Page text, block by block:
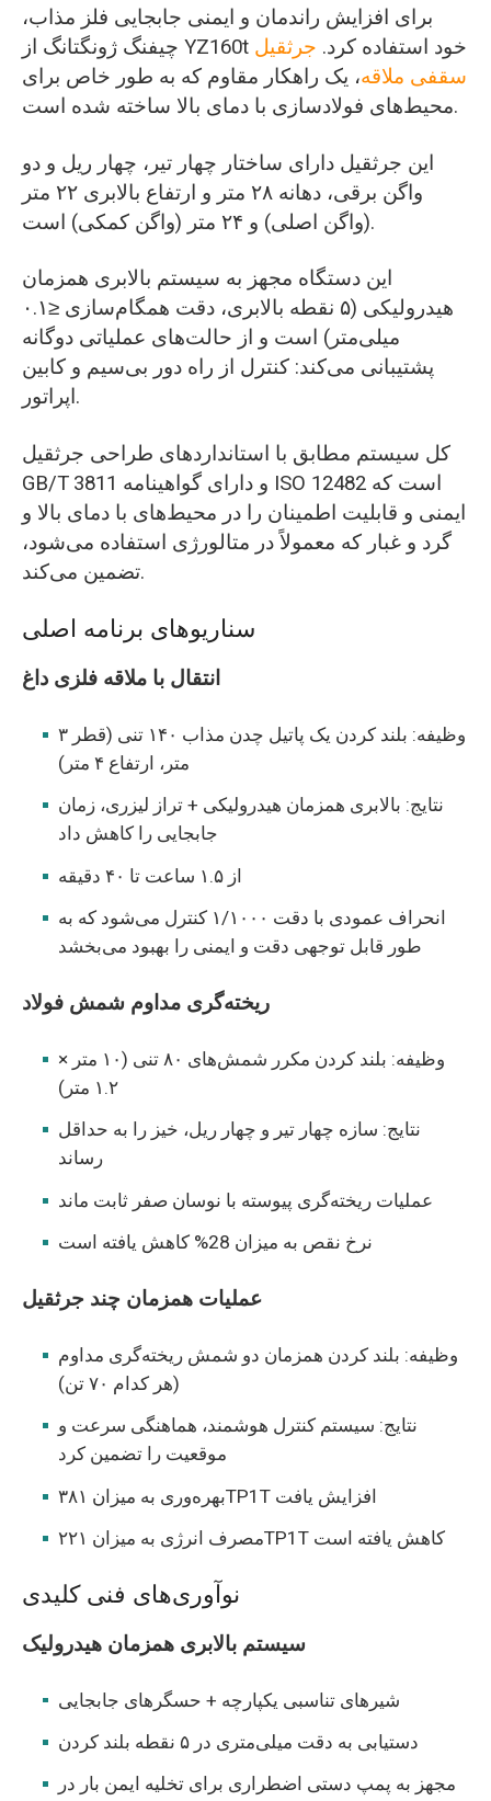
برای افزایش راندمان و ایمنی جابجایی فلز مذاب،
چیفنگ ژونگتانگ از YZ160t خود استفاده کرد. جرثقیل
سقفی ملاقه، یک راهکار مقاوم که به طور خاص برای
محیط‌های فولادسازی با دمای بالا ساخته شده است.
این جرثقیل دارای ساختار چهار تیر، چهار ریل و دو
واگن برقی، دهانه ۲۸ متر و ارتفاع بالابری ۲۲ متر
(واگن اصلی) و ۲۴ متر (واگن کمکی) است.
این دستگاه مجهز به سیستم بالابری همزمان
هیدرولیکی (۵ نقطه بالابری، دقت همگام‌سازی ≤۰.۱
میلی‌متر) است و از حالت‌های عملیاتی دوگانه
پشتیبانی می‌کند: کنترل از راه دور بی‌سیم و کابین
اپراتور.
کل سیستم مطابق با استانداردهای طراحی جرثقیل
GB/T 3811 و دارای گواهینامه ISO 12482 است که
ایمنی و قابلیت اطمینان را در محیط‌های با دمای بالا و
گرد و غبار که معمولاً در متالورژی استفاده می‌شود،
تضمین می‌کند.
سناریوهای برنامه اصلی
انتقال با ملاقه فلزی داغ
وظیفه: بلند کردن یک پاتیل چدن مذاب ۱۴۰ تنی (قطر ۳
متر، ارتفاع ۴ متر)
نتایج: بالابری همزمان هیدرولیکی + تراز لیزری، زمان
جابجایی را کاهش داد
از ۱.۵ ساعت تا ۴۰ دقیقه
انحراف عمودی با دقت ۱/۱۰۰۰ کنترل می‌شود که به
طور قابل توجهی دقت و ایمنی را بهبود می‌بخشد
ریخته‌گری مداوم شمش فولاد
وظیفه: بلند کردن مکرر شمش‌های ۸۰ تنی (۱۰ متر ×
۱.۲ متر)
نتایج: سازه چهار تیر و چهار ریل، خیز را به حداقل
رساند
عملیات ریخته‌گری پیوسته با نوسان صفر ثابت ماند
نرخ نقص به میزان 28% کاهش یافته است
عملیات همزمان چند جرثقیل
وظیفه: بلند کردن همزمان دو شمش ریخته‌گری مداوم
(هر کدام ۷۰ تن)
نتایج: سیستم کنترل هوشمند، هماهنگی سرعت و
موقعیت را تضمین کرد
بهره‌وری به میزان ۳۸۱TP1T افزایش یافت
مصرف انرژی به میزان ۲۲۱TP1T کاهش یافته است
نوآوری‌های فنی کلیدی
سیستم بالابری همزمان هیدرولیک
شیرهای تناسبی یکپارچه + حسگرهای جابجایی
دستیابی به دقت میلی‌متری در ۵ نقطه بلند کردن
مجهز به پمپ دستی اضطراری برای تخلیه ایمن بار در